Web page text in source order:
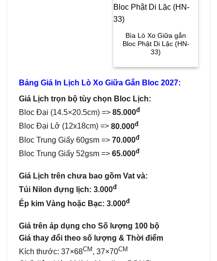
Bìa Lò Xo Giữa gắn
Bloc Phật Di Lặc (HN-
33)
Bảng Giá In Lịch Lò Xo Giữa Gắn Bloc 2027:
Giá Lịch trọn bộ tùy chọn Bloc Lịch:
Bloc Đại (14.5×20.5cm) => 85.000đ
Bloc Đại Lở (12x18cm) => 80.000đ
Bloc Trung Giấy 60gsm => 70.000đ
Bloc Trung Giấy 52gsm => 65.000đ
Giá Lịch trên chưa bao gồm Vat và:
Túi Nilon đựng lịch: 3.000đ
Ép kim Vàng hoặc Bạc: 3.000đ
Giá trên áp dụng cho Số lượng 100 bộ
Giá thay đổi theo số lượng & Thời điểm
Kích thước: 37×68CM, 37×70CM